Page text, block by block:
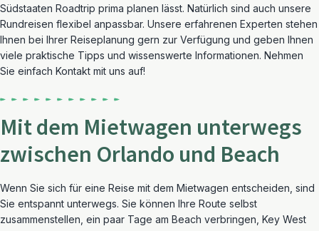
Südstaaten Roadtrip prima planen lässt. Natürlich sind auch unsere
Rundreisen flexibel anpassbar. Unsere erfahrenen Experten stehen
Ihnen bei Ihrer Reiseplanung gern zur Verfügung und geben Ihnen
viele praktische Tipps und wissenswerte Informationen. Nehmen
Sie einfach Kontakt mit uns auf!
Mit dem Mietwagen unterwegs
zwischen Orlando und Beach
Wenn Sie sich für eine Reise mit dem Mietwagen entscheiden, sind
Sie entspannt unterwegs. Sie können Ihre Route selbst
zusammenstellen, ein paar Tage am Beach verbringen, Key West